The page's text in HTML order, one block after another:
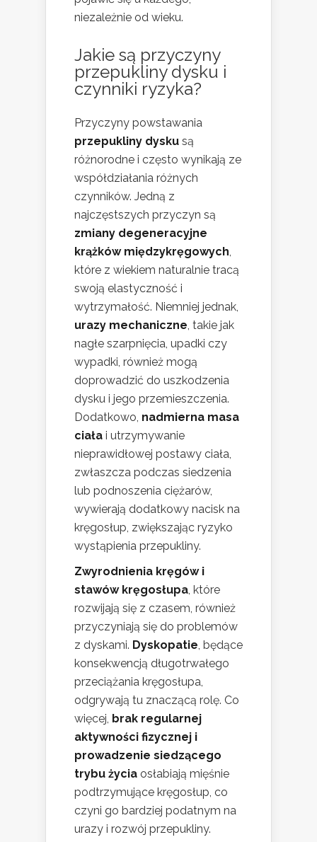
niezależnie od wieku.
Jakie są przyczyny
przepukliny dysku i
czynniki ryzyka?
Przyczyny powstawania
przepukliny dysku są
różnorodne i często wynikają ze
współdziałania różnych
czynników. Jedną z
najczęstszych przyczyn są
zmiany degeneracyjne
krążków międzykręgowych
które z wiekiem naturalnie tracą
swoją elastyczność i
wytrzymałość. Niemniej jednak,
urazy mechaniczne , takie jak
nagłe szarpnięcia, upadki czy
wypadki, również mogą
doprowadzić do uszkodzenia
dysku i jego przemieszczenia.
Dodatkowo, nadmierna masa
ciała i utrzymywanie
nieprawidłowej postawy ciała,
zwłaszcza podczas siedzenia
lub podnoszenia ciężarów,
wywierają dodatkowy nacisk na
kręgosłup, zwiększając ryzyko
wystąpienia przepukliny.
Zwyrodnienia kręgów i
stawów kręgosłupa , które
rozwijają się z czasem, również
przyczyniają się do problemów
z dyskami. Dyskopatie , będące
konsekwencją długotrwałego
przeciążania kręgosłupa,
odgrywają tu znaczącą rolę. Co
więcej, brak regularnej
aktywności fizycznej i
prowadzenie siedzącego
trybu życia osłabiają mięśnie
podtrzymujące kręgosłup, co
czyni go bardziej podatnym na
urazy i rozwój przepukliny.